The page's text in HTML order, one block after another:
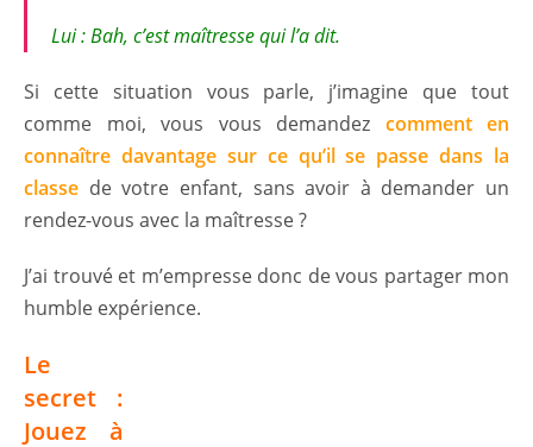
Lui :Bah, c’est maîtresse qui l’a dit.
Si cette situation vous parle, j’imagine que tout
comme moi, vous vous demandez comment en
connaître davantage sur ce qu’il se passe dans la
classe de votre enfant, sans avoir à demander un
rendez-vous avec la maîtresse ?
J’ai trouvé et m’empresse donc de vous partager mon
humble expérience.
Le
secret :
Jouez à